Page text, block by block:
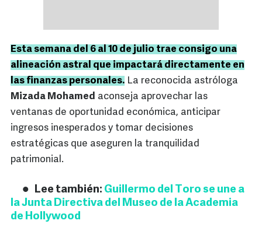
Esta semana del 6 al 10 de julio trae consigo una
alineación astral que impactará directamente en
las finanzas personales. La reconocida astróloga
Mizada Mohamed aconseja aprovechar las
ventanas de oportunidad económica, anticipar
ingresos inesperados y tomar decisiones
estratégicas que aseguren la tranquilidad
patrimonial.
Lee también: Guillermo del Toro se une a
la Junta Directiva del Museo de la Academia
de Hollywood